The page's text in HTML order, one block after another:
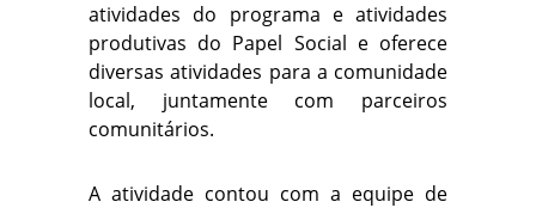
atividades do programa e atividades
produtivas do Papel Social e oferece
diversas atividades para a comunidade
local, juntamente com parceiros
comunitários.
A atividade contou com a equipe de